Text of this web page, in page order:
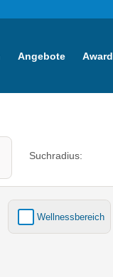
Angebote Award
Suchradius:
Wellnessbereich